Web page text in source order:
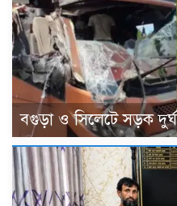
বগুড়া ও সিলেটে সড়ক